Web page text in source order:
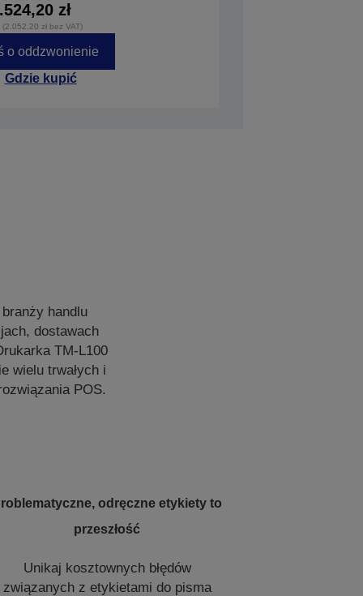
zł
(2.052,20 zł bez VAT)
o oddzwonienie
Gdzie kupić
handlu
dostawach
TM-L100
wielu trwałych i
POS.
odręczne etykiety to
przeszłość
Unikaj kosztownych błędów
związanych z etykietami do pisma